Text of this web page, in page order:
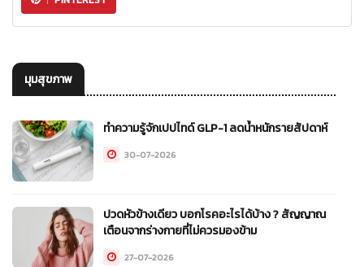
มุมสุขภาพ
ทำความรู้จักเปปไทด์ GLP-1 ลดน้ำหนักรายสัปดาห์
30-07-2026
ปวดหัวข้างเดียว บอกโรคอะไรได้บ้าง ? สัญญาณ
เตือนจากร่างกายที่ไม่ควรมองข้าม
27-07-2026